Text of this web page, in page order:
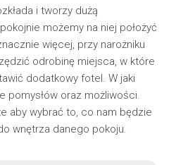
i tworzy dużą
możemy na niej położyć
więcej, przy narożniku
odrobinę miejsca, w które
dodatkowy fotel. W jaki
pomysłów oraz możliwości.
aby wybrać to, co nam będzie
wnętrza danego pokoju.